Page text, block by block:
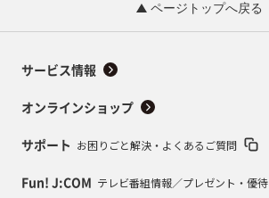
ページトップへ戻る
サービス情報
オンラインショップ
サポート お困りごと解決・よくあるご質問
Fun! J:COM テレビ番組情報／プレゼント・優待